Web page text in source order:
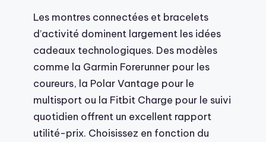
Les montres connectées et bracelets
d’activité dominent largement les idées
cadeaux technologiques. Des modèles
comme la Garmin Forerunner pour les
coureurs, la Polar Vantage pour le
multisport ou la Fitbit Charge pour le suivi
quotidien offrent un excellent rapport
utilité-prix. Choisissez en fonction du